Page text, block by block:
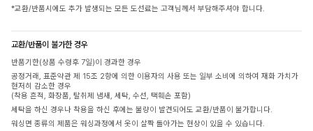
*교환/반품시에도 추가 발생되는 모든 도선료는 고객님께서 부담해주셔야 합니다.
교환/반품이 불가한 경우
반품기한(상품 수령후 7일)이 경과한 경우
공정거래, 표준약관 제 15조 2항에 의한 이용자의 사용 또는 일부 소비에 의하여 재화 가치가
현저히 감소한 경우
(착용 흔적, 화장품, 탈취제 냄새, 세탁, 수선, 택훼손 포함)
세탁을 하신 경우나 착용을 하신 후에는 불량이 발견되어도 교환/반품이 불가합니다.
워싱면 종류의 제품은 워싱과정에서 옷이 살짝 돌아가는 현상이 있을 수 있습니다.